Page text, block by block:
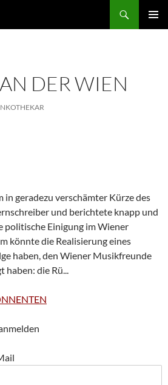
DER WIEN
in geradezu verschämter Kürze des
und berichtete knapp und
politische Einigung im Wiener
könnte die Realisierung eines
haben, den Wiener Musikfreunde
haben: die Rü...